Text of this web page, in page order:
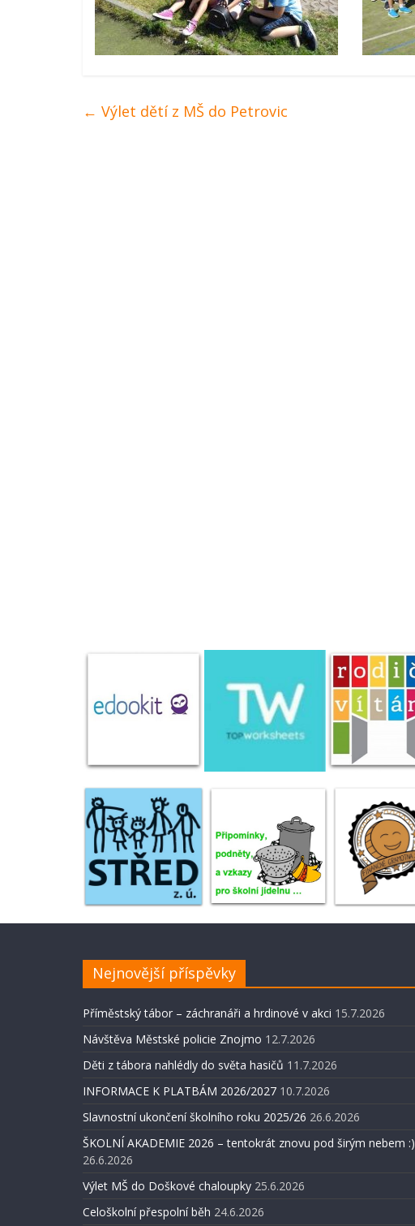
← Výlet dětí z MŠ do Petrovic
Nejnovější příspěvky
Příměstský tábor – záchranáři a hrdinové v akci 15.7.2026
Návštěva Městské policie Znojmo 12.7.2026
Děti z tábora nahlédly do světa hasičů 11.7.2026
INFORMACE K PLATBÁM 2026/2027 10.7.2026
Slavnostní ukončení školního roku 2025/26 26.6.2026
ŠKOLNÍ AKADEMIE 2026 – tentokrát znovu pod širým nebem :)
26.6.2026
Výlet MŠ do Doškové chaloupky 25.6.2026
Celoškolní přespolní běh 24.6.2026